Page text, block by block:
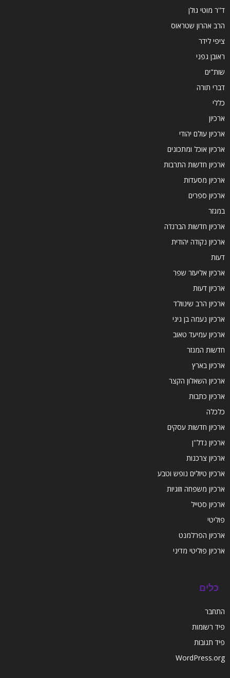
ד''ר מוטי גולן
הרב אהרון שטראוס
ציפי לידר
ראובן גפני
שות"ים
דברי תורה
כללי
ארכיון
ארכיון עולם יהודי
ארכיון אוכל ומתכונים
ארכיון חדשות התרבות
ארכיון מסעדות
ארכיון ספרים
במגזר
ארכיון חדשות הברנז'ה
ארכיון נקודה יהודית
דעות
ארכיון אליעזר שפר
ארכיון דעות
ארכיון הרב שינוולד
ארכיון נעמה בן גיגי
ארכיון עמיעד טאוב
חדשות המגזר
ארכיון בארץ
ארכיון השאלון הקצר
ארכיון כתבות
כלכלה
ארכיון חדשות עסקים
ארכיון נדל''ן
ארכיון צרכנות
ארכיון טיולים נופש וטבע
ארכיון משפחה וזוגיות
ארכיון סטייל
פוליטי
ארכיון הפרלמנט
ארכיון פוליטי מדיני
כלים
התחבר
פיד רשומות
פיד תגובות
WordPress.org